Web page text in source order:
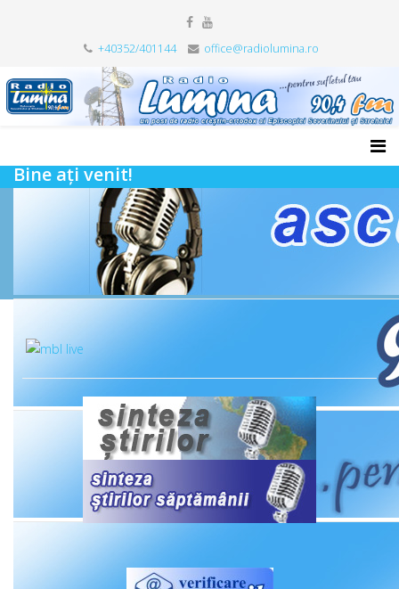
+40352/401144 office@radiolumina.ro
Bine ați venit!